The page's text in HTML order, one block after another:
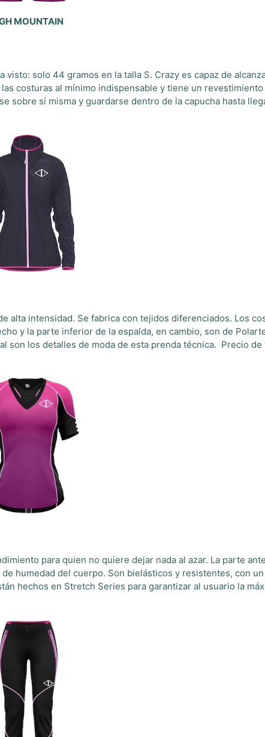
MOUNTAIN
solo 44 gramos en la talla S. Crazy es capaz de
costuras al mínimo indispensable y tiene un
sobre sí misma y guardarse dentro de la capucha hasta
intensidad. Se fabrica con tejidos diferenciados. Los
y la parte inferior de la espalda, en cambio, son de
los detalles de moda de esta prenda técnica. Precio
para quien no quiere dejar nada al azar. La parte
humedad del cuerpo. Son bielásticos y resistentes, con
hechos en Stretch Series para garantizar al usuario la